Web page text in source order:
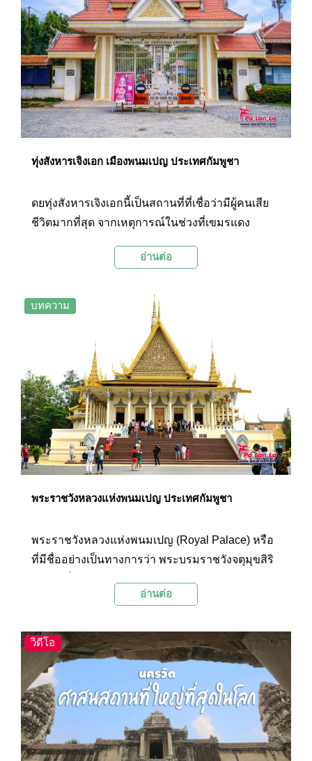
เหรียญโบราณ ร้านเสื้อผ้าเครื่องแต่งกายทั้งชายและ
หญิง ร้านขายรองเท้า ร้านขายกระเป๋า ร้านขายของ
ที่ระลึก ร้านขายปลาและอาหารทะเล เป็นต้น
ทุ่งสังหารเจิงเอก เมืองพนมเปญ ประเทศกัมพูชา
ดยทุ่งสังหารเจิงเอกนี้เป็นสถานที่ที่เชื่อว่ามีผู้คนเสีย
ชีวิตมากที่สุด จากเหตุการณ์ในช่วงที่เขมรแดง
ประมาณการจากเศษของโครงกระดูกที่ขุดพบ
มากมาย ทำให้เชื่อได้ว่ามีผู้เสียชีวิตที่นี่ไม่ต่ำกว่า
17,000 คนแม้ทุกวันนี้ทุ่งสังหารจะเป็นท้องทุ่งที่ร่มรื่น
ดูสบายตา แต่ความจริงแล้วใต้พื้นดินสีเขียวขจีของ
สถานที่แห่งนี้ยังมีร่างของอดีตประชาชนชาวกัมพูชา
ที่ถูกสังหารในช่วงเวลาดังกล่าวซุกซ่อนไว้อีก
มากมาย และรัฐบาลของประเทศกัมพูชาได้ออกมา
ประกาศแล้วว่าจะไม่มีการขุดค้นมากกว่านี้ เพื่อให้ผู้
เสียชีวิตได้พักผ่อนอย่างสงบ
อ่านต่อ
บทความ
พระราชวังหลวงแห่งพนมเปญ ประเทศกัมพูชา
พระราชวังหลวงแห่งพนมเปญ (Royal Palace) หรือ
ที่มีชื่ออย่างเป็นทางการว่า พระบรมราชวังจตุมุขสิริ
ซึ่งเป็นทั้งวังที่ประทับของพระมหากษัตริย์, สถานที่
ต่างประเทศ โดยชื่อของพระราชวังหลวงนี้มีที่มาจาก
สถานที่ตั้งที่อยู่ใกล้กับลำน้ำที่มารวมตัวกันก่อนไหล
ลงสู่โตนเลสาบที่เป็นทะเลสาบน้ำจืดขนาดใหญ่ที่สุด
ในเอเชียตะวันออกเฉียงใต้ถึง 4 สาย ทำให้นอกจาก
จะเป็นสถานที่สำหรับมาชื่นชมความสวยงามของ
พระตำหนักต่างๆด้านในแล้ว นักท่องเที่ยวยังนิยมแวะ
เดินชมบรรยากาศอันร่มรื่นที่อยู่ใกล้ๆกับพระราชวัง
อ่านต่อ
วิดีโอ